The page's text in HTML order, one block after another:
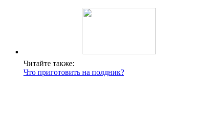
Читайте также:
Что приготовить на полдник?